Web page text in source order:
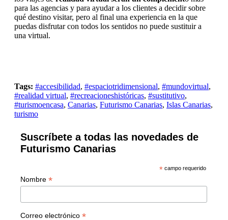
para las agencias y para ayudar a los clientes a decidir sobre
qué destino visitar, pero al final una experiencia en la que
puedas disfrutar con todos los sentidos no puede sustituir a
una virtual.
Tags: #accesibilidad, #espaciotridimensional, #mundovirtual,
#realidad virtual, #recreacioneshistóricas, #sustitutivo,
#turismoencasa, Canarias, Futurismo Canarias, Islas Canarias,
turismo
Suscríbete a todas las novedades de
Futurismo Canarias
*campo requerido
Nombre *
Correo electrónico *